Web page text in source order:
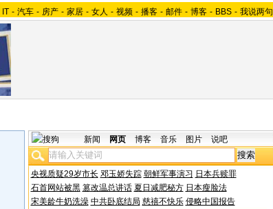
IT - 汽车 - 房产 - 家居 - 女人 - 视频 - 播客 - 邮件 - 博客 - BBS - 我说两句
新闻 网页 博客 音乐 图片 说吧
央视质疑29岁市长 邓玉娇失踪 朝鲜军事演习 日本兵赎罪
石首网站被黑 篡改温总讲话 夏日减肥秘方 日本瘦脸法
宋美龄牛奶洗澡 中共卧底结局 慈禧不快乐 侵略中国报告